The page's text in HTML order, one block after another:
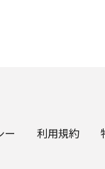
ー 利用規約